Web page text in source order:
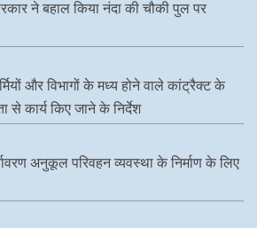
ने बहाल किया नंदा की चौकी पुल पर
और विभागों के मध्य होने वाले कांट्रैक्ट के
से कार्य किए जाने के निर्देश
अनुकूल परिवहन व्यवस्था के निर्माण के लिए